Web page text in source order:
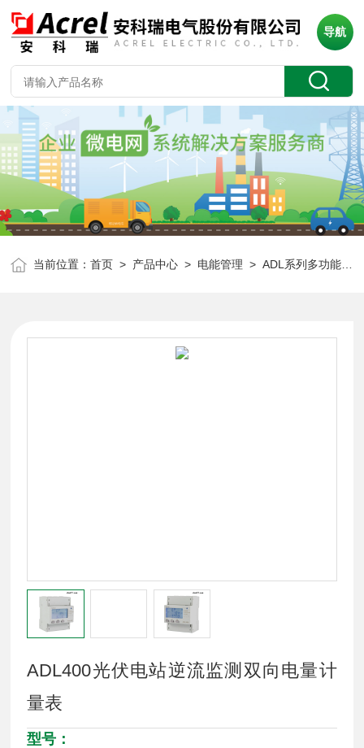
导航
当前位置：首页 > 产品中心 > 电能管理 >ADL系列多功能电表
ADL400光伏电站逆流监测双向电量计
量表
型号：